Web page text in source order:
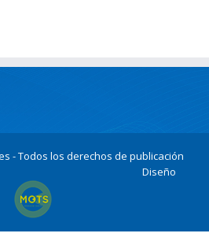
- Todos los derechos de publicación
Diseño